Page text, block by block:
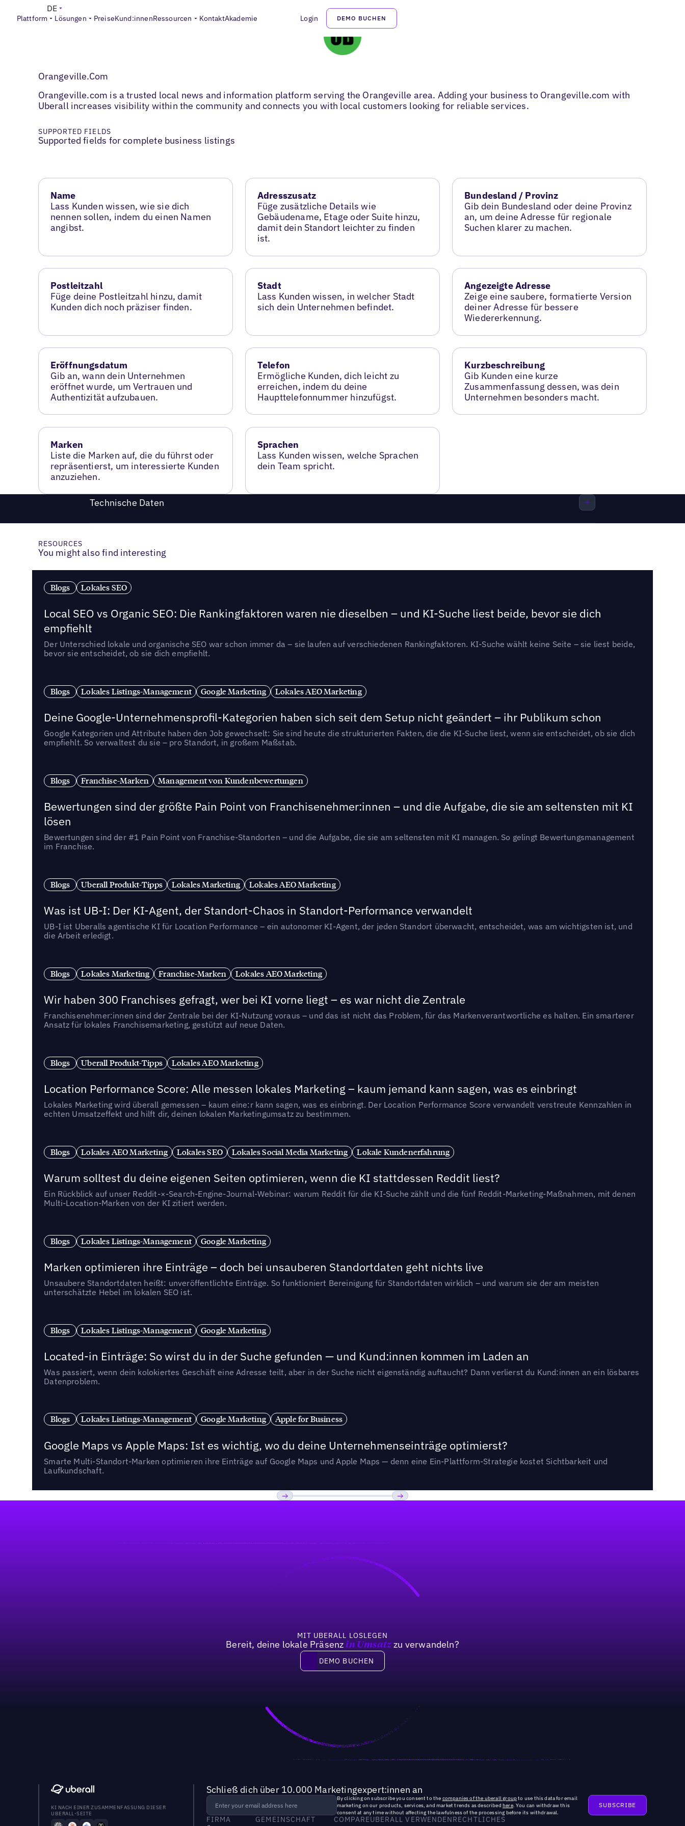
Plattform Lösungen PreiseKund:innenRessourcen KontaktAkademie Login DEMO BUCHEN
DE
Orangeville.Com
Orangeville.com is a trusted local news and information platform serving the Orangeville area. Adding your business to Orangeville.com with
Uberall increases visibility within the community and connects you with local customers looking for reliable services.
SUPPORTED FIELDS
Supported fields for complete business listings
Name
Lass Kunden wissen, wie sie dich
nennen sollen, indem du einen Namen
angibst.
Adresszusatz
Füge zusätzliche Details wie
Gebäudename, Etage oder Suite hinzu,
damit dein Standort leichter zu finden
ist.
Bundesland / Provinz
Gib dein Bundesland oder deine Provinz
an, um deine Adresse für regionale
Suchen klarer zu machen.
Postleitzahl
Füge deine Postleitzahl hinzu, damit
Kunden dich noch präziser finden.
Stadt
Lass Kunden wissen, in welcher Stadt
sich dein Unternehmen befindet.
Angezeigte Adresse
Zeige eine saubere, formatierte Version
deiner Adresse für bessere
Wiedererkennung.
Eröffnungsdatum
Gib an, wann dein Unternehmen
eröffnet wurde, um Vertrauen und
Authentizität aufzubauen.
Telefon
Ermögliche Kunden, dich leicht zu
erreichen, indem du deine
Haupttelefonnummer hinzufügst.
Kurzbeschreibung
Gib Kunden eine kurze
Zusammenfassung dessen, was dein
Unternehmen besonders macht.
Marken
Liste die Marken auf, die du führst oder
repräsentierst, um interessierte Kunden
anzuziehen.
Sprachen
Lass Kunden wissen, welche Sprachen
dein Team spricht.
Technische Daten
RESOURCES
You might also find interesting
Blogs Lokales SEO
Local SEO vs Organic SEO: Die Rankingfaktoren waren nie dieselben – und KI-Suche liest beide, bevor sie dich
empfiehlt
Der Unterschied lokale und organische SEO war schon immer da – sie laufen auf verschiedenen Rankingfaktoren. KI-Suche wählt keine Seite – sie liest beide,
bevor sie entscheidet, ob sie dich empfiehlt.
Blogs Lokales Listings-Management Google Marketing Lokales AEO Marketing
Deine Google-Unternehmensprofil-Kategorien haben sich seit dem Setup nicht geändert – ihr Publikum schon
Google Kategorien und Attribute haben den Job gewechselt: Sie sind heute die strukturierten Fakten, die die KI-Suche liest, wenn sie entscheidet, ob sie dich
empfiehlt. So verwaltest du sie – pro Standort, in großem Maßstab.
Blogs Franchise-Marken Management von Kundenbewertungen
Bewertungen sind der größte Pain Point von Franchisenehmer:innen – und die Aufgabe, die sie am seltensten mit KI
lösen
Bewertungen sind der #1 Pain Point von Franchise-Standorten – und die Aufgabe, die sie am seltensten mit KI managen. So gelingt Bewertungsmanagement
im Franchise.
Blogs Uberall Produkt-Tipps Lokales Marketing Lokales AEO Marketing
Was ist UB-I: Der KI-Agent, der Standort-Chaos in Standort-Performance verwandelt
UB-I ist Uberalls agentische KI für Location Performance – ein autonomer KI-Agent, der jeden Standort überwacht, entscheidet, was am wichtigsten ist, und
die Arbeit erledigt.
Blogs Lokales Marketing Franchise-Marken Lokales AEO Marketing
Wir haben 300 Franchises gefragt, wer bei KI vorne liegt – es war nicht die Zentrale
Franchisenehmer:innen sind der Zentrale bei der KI-Nutzung voraus – und das ist nicht das Problem, für das Markenverantwortliche es halten. Ein smarterer
Ansatz für lokales Franchisemarketing, gestützt auf neue Daten.
Blogs Uberall Produkt-Tipps Lokales AEO Marketing
Location Performance Score: Alle messen lokales Marketing – kaum jemand kann sagen, was es einbringt
Lokales Marketing wird überall gemessen – kaum eine:r kann sagen, was es einbringt. Der Location Performance Score verwandelt verstreute Kennzahlen in
echten Umsatzeffekt und hilft dir, deinen lokalen Marketingumsatz zu bestimmen.
Blogs Lokales AEO Marketing Lokales SEO Lokales Social Media Marketing Lokale Kundenerfahrung
Warum solltest du deine eigenen Seiten optimieren, wenn die KI stattdessen Reddit liest?
Ein Rückblick auf unser Reddit-×-Search-Engine-Journal-Webinar: warum Reddit für die KI-Suche zählt und die fünf Reddit-Marketing-Maßnahmen, mit denen
Multi-Location-Marken von der KI zitiert werden.
Blogs Lokales Listings-Management Google Marketing
Marken optimieren ihre Einträge – doch bei unsauberen Standortdaten geht nichts live
Unsaubere Standortdaten heißt: unveröffentlichte Einträge. So funktioniert Bereinigung für Standortdaten wirklich – und warum sie der am meisten
unterschätzte Hebel im lokalen SEO ist.
Blogs Lokales Listings-Management Google Marketing
Located-in Einträge: So wirst du in der Suche gefunden — und Kund:innen kommen im Laden an
Was passiert, wenn dein kolokiertes Geschäft eine Adresse teilt, aber in der Suche nicht eigenständig auftaucht? Dann verlierst du Kund:innen an ein lösbares
Datenproblem.
Blogs Lokales Listings-Management Google Marketing Apple for Business
Google Maps vs Apple Maps: Ist es wichtig, wo du deine Unternehmenseinträge optimierst?
Smarte Multi-Standort-Marken optimieren ihre Einträge auf Google Maps und Apple Maps — denn eine Ein-Plattform-Strategie kostet Sichtbarkeit und
Laufkundschaft.
MIT UBERALL LOSLEGEN
Bereit, deine lokale Präsenzin Umsatzzu verwandeln?
DEMO BUCHEN
DEMO BUCHEN
KI NACH EINER ZUSAMMENFASSUNG DIESER
UBERALL-SEITE
Schließ dich über 10.000 Marketingexpert:innen an
By clicking on subscribe you consent to the companies of the uberall groupto use this data for email
marketing on our products, services, and market trends as described here. You can withdraw this
consent at any time without affecting the lawfulness of the processing before its withdrawal.
FIRMA
GEMEINSCHAFT
COMPAREUBERALL VERWENDENRECHTLICHES